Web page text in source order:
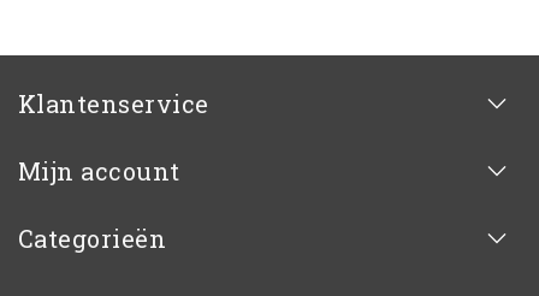
Klantenservice
Mijn account
Categorieën